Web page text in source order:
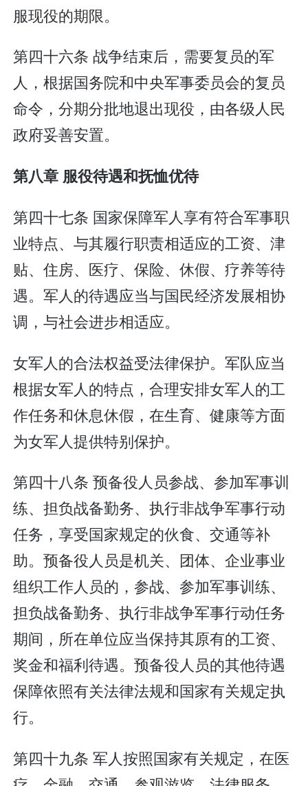
服现役的期限。
第四十六条 战争结束后，需要复员的军
人，根据国务院和中央军事委员会的复员
命令，分期分批地退出现役，由各级人民
政府妥善安置。
第八章 服役待遇和抚恤优待
第四十七条 国家保障军人享有符合军事职
业特点、与其履行职责相适应的工资、津
贴、住房、医疗、保险、休假、疗养等待
遇。军人的待遇应当与国民经济发展相协
调，与社会进步相适应。
女军人的合法权益受法律保护。军队应当
根据女军人的特点，合理安排女军人的工
作任务和休息休假，在生育、健康等方面
为女军人提供特别保护。
第四十八条 预备役人员参战、参加军事训
练、担负战备勤务、执行非战争军事行动
任务，享受国家规定的伙食、交通等补
助。预备役人员是机关、团体、企业事业
组织工作人员的，参战、参加军事训练、
担负战备勤务、执行非战争军事行动任务
期间，所在单位应当保持其原有的工资、
奖金和福利待遇。预备役人员的其他待遇
保障依照有关法律法规和国家有关规定执
行。
第四十九条 军人按照国家有关规定，在医